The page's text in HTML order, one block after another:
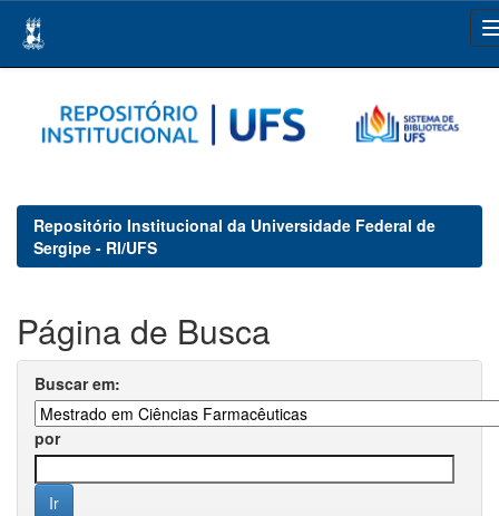
navigation
Repositório Institucional da Universidade Federal de
Sergipe - RI/UFS
Página de Busca
Buscar em:
por